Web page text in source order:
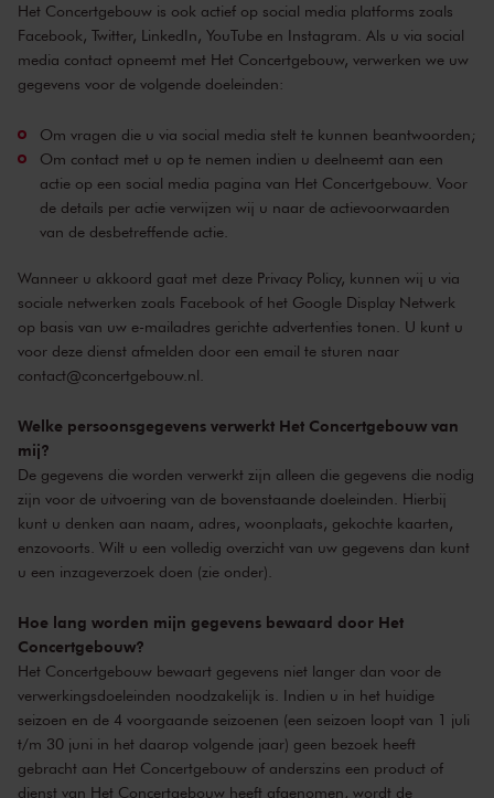
Het Concertgebouw is ook actief op social media platforms zoals
Facebook, Twitter, LinkedIn, YouTube en Instagram. Als u via social
media contact opneemt met Het Concertgebouw, verwerken we uw
gegevens voor de volgende doeleinden:
Om vragen die u via social media stelt te kunnen beantwoorden;
Om contact met u op te nemen indien u deelneemt aan een
actie op een social media pagina van Het Concertgebouw. Voor
de details per actie verwijzen wij u naar de actievoorwaarden
van de desbetreffende actie.
Wanneer u akkoord gaat met deze Privacy Policy, kunnen wij u via
sociale netwerken zoals Facebook of het Google Display Netwerk
op basis van uw e-mailadres gerichte advertenties tonen. U kunt u
voor deze dienst afmelden door een email te sturen naar
contact@concertgebouw.nl
Welke persoonsgegevens verwerkt Het Concertgebouw van
mij?
De gegevens die worden verwerkt zijn alleen die gegevens die nodig
zijn voor de uitvoering van de bovenstaande doeleinden. Hierbij
kunt u denken aan naam, adres, woonplaats, gekochte kaarten,
enzovoorts. Wilt u een volledig overzicht van uw gegevens dan kunt
u een inzageverzoek doen (zie onder).
Hoe lang worden mijn gegevens bewaard door Het
Concertgebouw?
Het Concertgebouw bewaart gegevens niet langer dan voor de
verwerkingsdoeleinden noodzakelijk is. Indien u in het huidige
seizoen en de 4 voorgaande seizoenen (een seizoen loopt van 1 juli
t/m 30 juni in het daarop volgende jaar) geen bezoek heeft
gebracht aan Het Concertgebouw of anderszins een product of
dienst van Het Concertgebouw heeft afgenomen, wordt de